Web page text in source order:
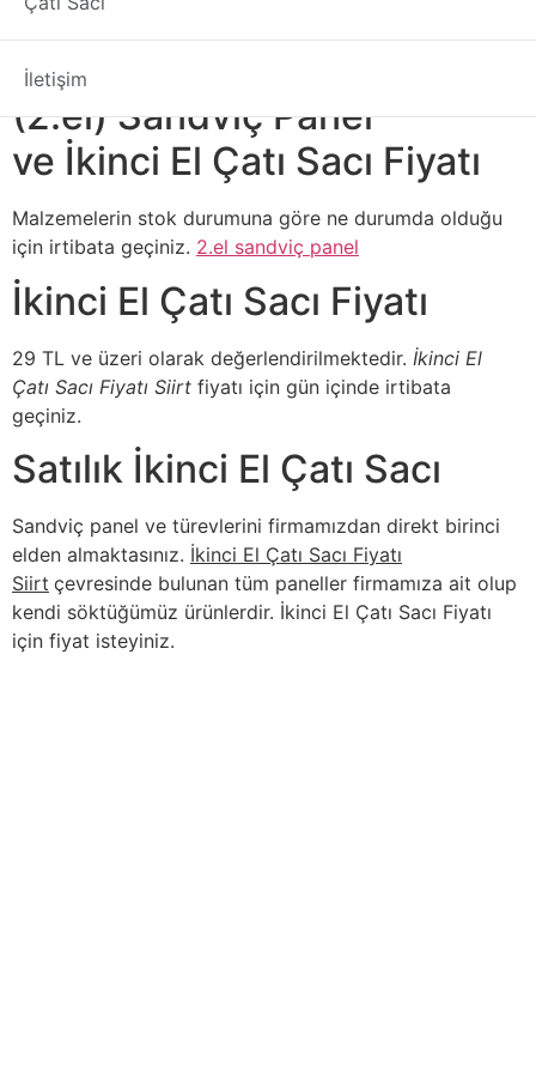
İletişim
öğreniniz.
Çıkma – Defolu – İkinci El
(2.el) Sandviç Panel
ve İkinci El Çatı Sacı Fiyatı
Malzemelerin stok durumuna göre ne durumda olduğu
için irtibata geçiniz. 2.el sandviç panel
İkinci El Çatı Sacı Fiyatı
29 TL ve üzeri olarak değerlendirilmektedir. İkinci El
Çatı Sacı Fiyatı Siirt fiyatı için gün içinde irtibata
geçiniz.
Satılık İkinci El Çatı Sacı
Sandviç panel ve türevlerini firmamızdan direkt birinci
elden almaktasınız. İkinci El Çatı Sacı Fiyatı
Siirt çevresinde bulunan tüm paneller firmamıza ait olup
kendi söktüğümüz ürünlerdir. İkinci El Çatı Sacı Fiyatı
için fiyat isteyiniz.